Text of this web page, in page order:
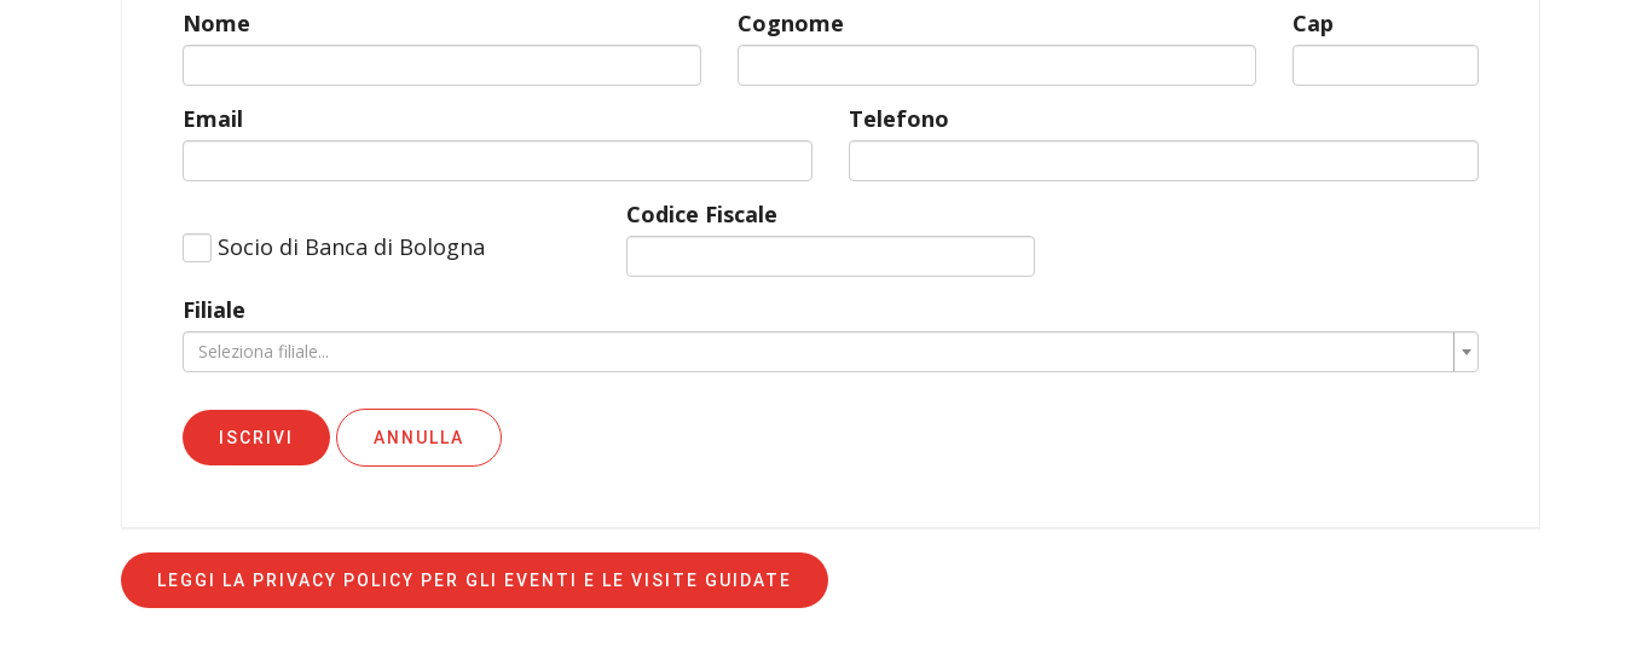
Nome Cognome Cap
Email Telefono
Socio di Banca di Bologna
Codice Fiscale
Filiale
Seleziona filiale...
ISCRIVI ANNULLA
LEGGI LA PRIVACY POLICY PER GLI EVENTI E LE VISITE GUIDATE